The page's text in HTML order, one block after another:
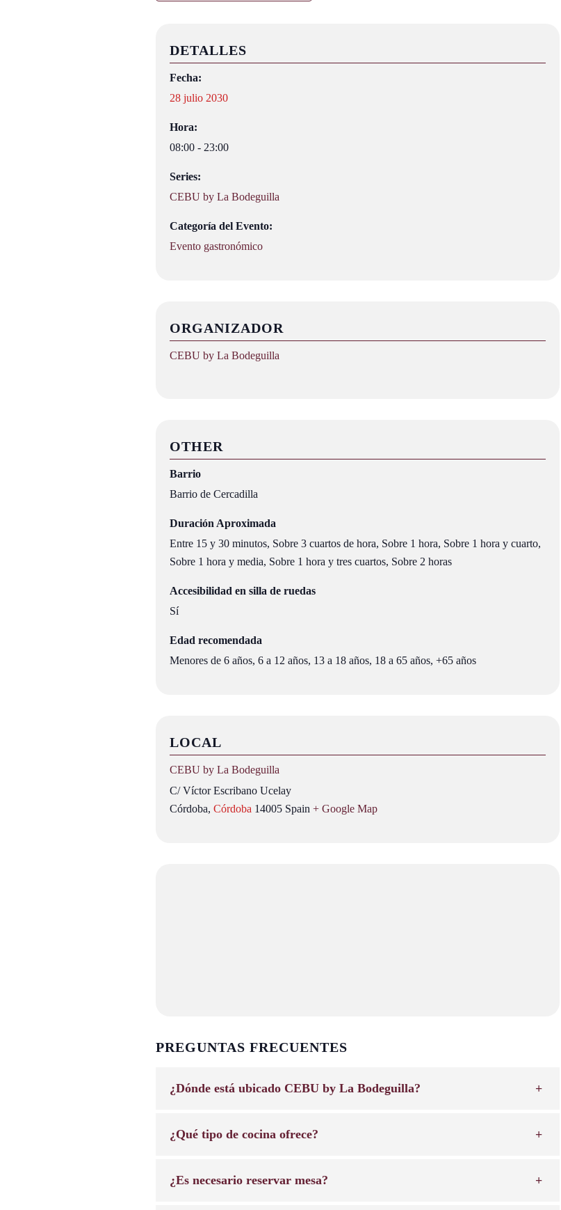
DETALLES
Fecha:
28 julio 2030
Hora:
08:00 - 23:00
Series:
CEBU by La Bodeguilla
Categoría del Evento:
Evento gastronómico
ORGANIZADOR
CEBU by La Bodeguilla
OTHER
Barrio
Barrio de Cercadilla
Duración Aproximada
Entre 15 y 30 minutos, Sobre 3 cuartos de hora, Sobre 1 hora, Sobre 1 hora y cuarto,
Sobre 1 hora y media, Sobre 1 hora y tres cuartos, Sobre 2 horas
Accesibilidad en silla de ruedas
Sí
Edad recomendada
Menores de 6 años, 6 a 12 años, 13 a 18 años, 18 a 65 años, +65 años
LOCAL
CEBU by La Bodeguilla
C/ Víctor Escribano Ucelay
Córdoba, Córdoba 14005 Spain + Google Map
PREGUNTAS FRECUENTES
¿Dónde está ubicado CEBU by La Bodeguilla?
¿Qué tipo de cocina ofrece?
¿Es necesario reservar mesa?